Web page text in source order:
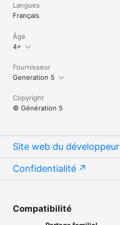
Langues
Français
Âge
4+
Fournisseur
Generation 5
Copyright
© Génération 5
Site web du développeur
Confidentialité
Compatibilité